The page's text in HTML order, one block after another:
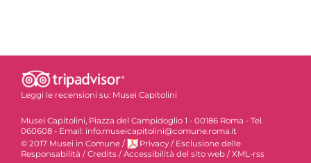
Leggi le recensioni su: Musei Capitolini
Musei Capitolini, Piazza del Campidoglio 1 - 00186 Roma - Tel.
060608 - Email: info.museicapitolini@comune.roma.it
© 2017 Musei in Comune / Privacy / Esclusione delle
Responsabilità / Credits / Accessibilità del sito web / XML-rss